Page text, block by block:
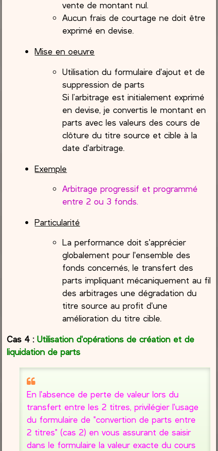
vente de montant nul.
Aucun frais de courtage ne doit être
exprimé en devise.
Mise en oeuvre
Utilisation du formulaire d'ajout et de
suppression de parts
Si l’arbitrage est initialement exprimé
en devise, je convertis le montant en
parts avec les valeurs des cours de
clôture du titre source et cible à la
date d'arbitrage.
Exemple
Arbitrage progressif et programmé
entre 2 ou 3 fonds.
Particularité
La performance doit s'apprécier
globalement pour l'ensemble des
fonds concernés, le transfert des
parts impliquant mécaniquement au fil
des arbitrages une dégradation du
titre source au profit d'une
amélioration du titre cible.
Cas 4 :Utilisation d'opérations de création et de
liquidation de parts
En l'absence de perte de valeur lors du
transfert entre les 2 titres, privilégier l'usage
du formulaire de "convertion de parts entre
2 titres" (cas 2) en vous assurant de saisir
dans le formulaire la valeur exacte du cours